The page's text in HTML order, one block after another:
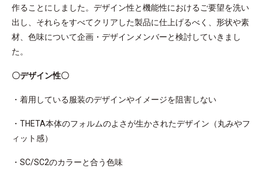
作ることにしました。デザイン性と機能性におけるご要望を洗い
出し、それらをすべてクリアした製品に仕上げるべく、形状や素
材、色味について企画・デザインメンバーと検討していきまし
た。
〇デザイン性〇
・着用している服装のデザインやイメージを阻害しない​​
・THETA本体のフォルムのよさが生かされたデザイン（丸みやフ
ィット感）​
・SC/SC2のカラーと合う色味